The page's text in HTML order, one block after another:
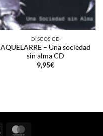
DISCOS CD
AQUELARRE – Una sociedad
sin alma CD
9,95€
Visa